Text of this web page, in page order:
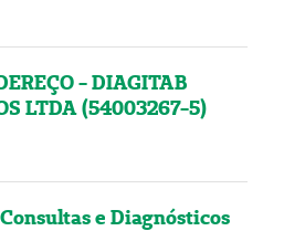
- DIAGITAB
LTDA (54003267-5)
e Diagnósticos